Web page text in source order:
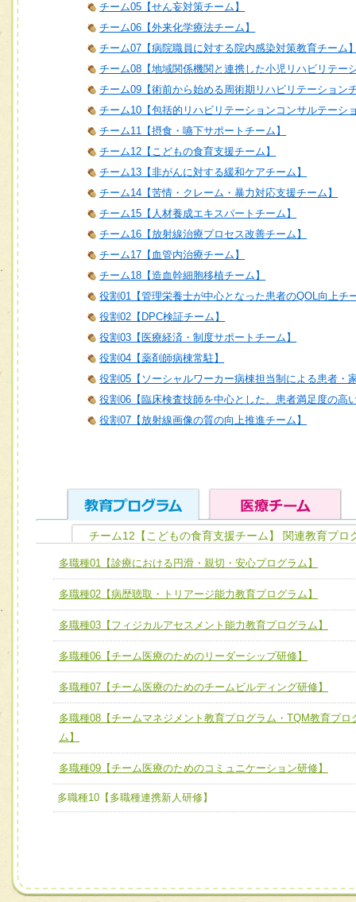
チーム05【せん妄対策チーム】
チーム06【外来化学療法チーム】
チーム07【病院職員に対する院内感染対策教育チーム
チーム08【地域関係機関と連携した小児リハビリテー
チーム09【術前から始める周術期リハビリテーション
チーム10【包括的リハビリテーションコンサルテーシ
チーム11【摂食・嚥下サポートチーム】
チーム12【こどもの食育支援チーム】
チーム13【非がんに対する緩和ケアチーム】
チーム14【苦情・クレーム・暴力対応支援チーム】
チーム15【人材養成エキスパートチーム】
チーム16【放射線治療プロセス改善チーム】
チーム17【血管内治療チーム】
チーム18【造血幹細胞移植チーム】
役割01【管理栄養士が中心となった患者のQOL向上チ
役割02【DPC検証チーム】
役割03【医療経済・制度サポートチーム】
役割04【薬剤師病棟常駐】
役割05【ソーシャルワーカー病棟担当制による患者・
役割06【臨床検査技師を中心とした、患者満足度の高
役割07【放射線画像の質の向上推進チーム】
ユニット１ 医療人としての基礎能力
全人的医療を実践する医療人として、必要な基礎能力を身
ける
ユニット２ チーム医療構成力
必要に応じて柔軟に医療チームを組織し、強調できる
ユニット３ 多職種連携力
他職種の視点とスキルを学び、相互理解と連携を深める
チーム01【病院内横断的問題解決チーム】
チーム02【地域医療連携推進による高度医療を必要とする
宅患者等支援チーム】
チーム03【癌患者服薬サポートチーム】
チーム04【口腔ケアチーム】
チーム05【せん妄対策チーム】
チーム07【病院職員に対する院内感染対策教育チーム】
チーム08【地域関係機関と連携した小児リハビリテーショ
チーム10【包括的リハビリテーションコンサルテーション
チーム12【こどもの食育支援チーム】 関連教育プロ
多職種01【診療における円滑・親切・安心プログラム】
多職種02【病歴聴取・トリアージ能力教育プログラム】
多職種03【フィジカルアセスメント能力教育プログラム】
多職種06【チーム医療のためのリーダーシップ研修】
多職種07【チーム医療のためのチームビルディング研修】
多職種08【チームマネジメント教育プログラム・TQM教育プロ
ム】
多職種09【チーム医療のためのコミュニケーション研修】
多職種10【多職種連携新人研修】